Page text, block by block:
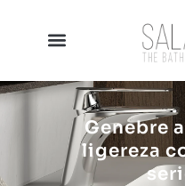
Genebre
ligereza